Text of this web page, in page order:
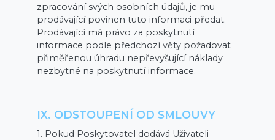
zpracování svých osobních údajů, je mu
prodávající povinen tuto informaci předat.
Prodávající má právo za poskytnutí
informace podle předchozí věty požadovat
přiměřenou úhradu nepřevyšující náklady
nezbytné na poskytnutí informace.
IX. ODSTOUPENÍ OD SMLOUVY
1. Pokud Poskytovatel dodává Uživateli